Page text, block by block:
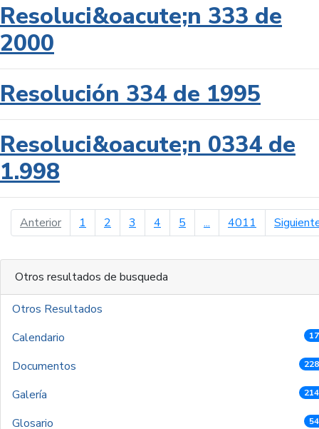
Resoluci&oacute;n 333 de
2000
Resolución 334 de 1995
Resoluci&oacute;n 0334 de
1.998
Anteriorpágina anterior
1 2 3 4 5 ... 4011
Otros resultados de busqueda
Otros Resultados
Calendario
Documentos
Galería
Glosario